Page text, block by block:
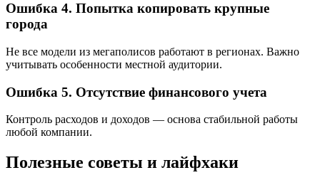
Ошибка 4. Попытка копировать крупные
города
Не все модели из мегаполисов работают в регионах. Важно
учитывать особенности местной аудитории.
Ошибка 5. Отсутствие финансового учета
Контроль расходов и доходов — основа стабильной работы
любой компании.
Полезные советы и лайфхаки